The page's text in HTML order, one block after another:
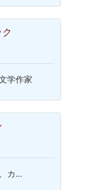
学作家
カ…